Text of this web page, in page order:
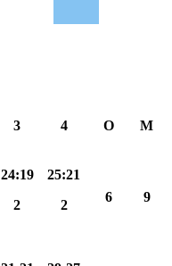
3 4 О М
24:19
2
25:21
2
6 9